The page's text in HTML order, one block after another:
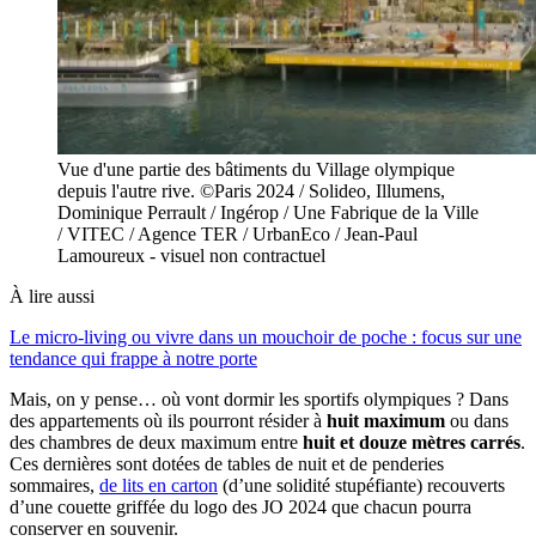
Vue d'une partie des bâtiments du Village olympique
depuis l'autre rive. ©Paris 2024 / Solideo, Illumens,
Dominique Perrault / Ingérop / Une Fabrique de la Ville
/ VITEC / Agence TER / UrbanEco / Jean-Paul
Lamoureux - visuel non contractuel
À lire aussi
Le micro-living ou vivre dans un mouchoir de poche : focus sur une
tendance qui frappe à notre porte
Mais, on y pense… où vont dormir les sportifs olympiques ? Dans
des appartements où ils pourront résider à huit maximum ou dans
des chambres de deux maximum entre huit et douze mètres carrés.
Ces dernières sont dotées de tables de nuit et de penderies
sommaires, de lits en carton (d’une solidité stupéfiante) recouverts
d’une couette griffée du logo des JO 2024 que chacun pourra
conserver en souvenir.